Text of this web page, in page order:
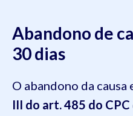
Abandono de
30 dias
O abandono da
III do art. 485 do CPC